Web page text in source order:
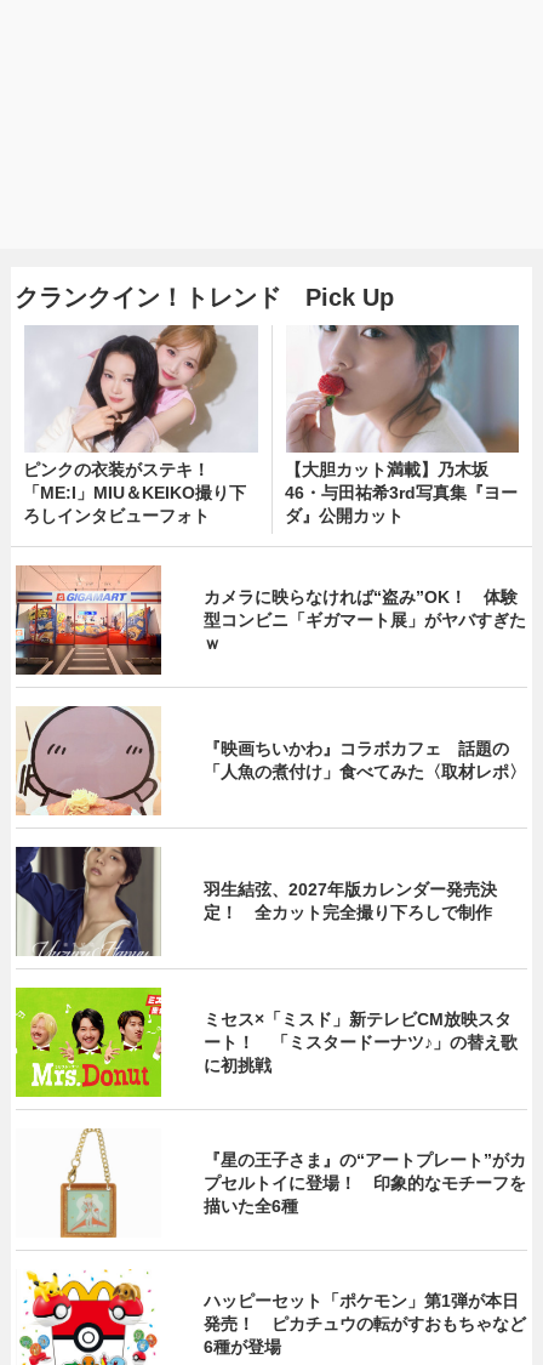
クランクイン！トレンド Pick Up
ピンクの衣装がステキ！
「ME:I」MIU＆KEIKO撮り下
ろしインタビューフォト
【大胆カット満載】乃木坂
46・与田祐希3rd写真集『ヨー
ダ』公開カット
カメラに映らなければ“盗み”OK！ 体験
型コンビニ「ギガマート展」がヤバすぎた
ｗ
『映画ちいかわ』コラボカフェ 話題の
「人魚の煮付け」食べてみた〈取材レポ〉
羽生結弦、2027年版カレンダー発売決
定！ 全カット完全撮り下ろしで制作
ミセス×「ミスド」新テレビCM放映スタ
ート！ 「ミスタードーナツ♪」の替え歌
に初挑戦
『星の王子さま』の“アートプレート”がカ
プセルトイに登場！ 印象的なモチーフを
描いた全6種
ハッピーセット「ポケモン」第1弾が本日
発売！ ピカチュウの転がすおもちゃなど
6種が登場